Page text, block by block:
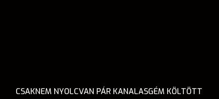
CSAKNEM NYOLCVAN PÁR KANALASGÉM KÖLTÖTT